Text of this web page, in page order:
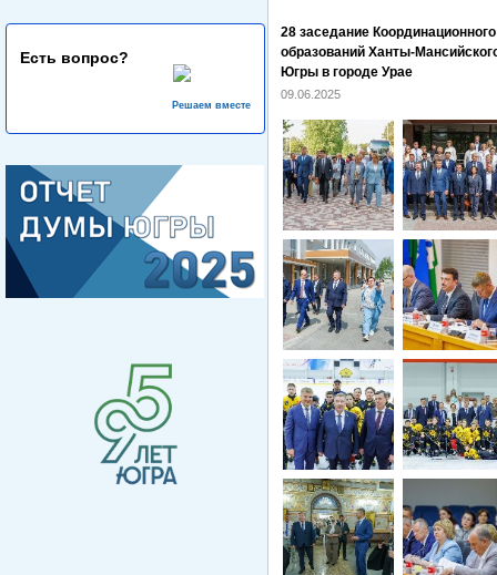
Есть вопрос?
Решаем вместе
28 заседание
образований Ханты-
Югры в городе Урае
09.06.2025